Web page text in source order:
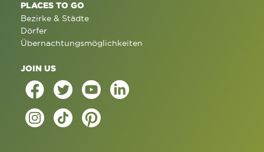
PLACES TO GO
Bezirke & Städte
Dörfer
Übernachtungsmöglichkeiten
JOIN US